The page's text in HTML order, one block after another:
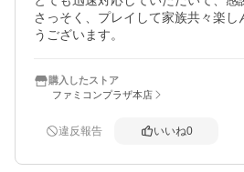
さっそく、プレイして家族共々楽し
うございます。
購入したストア
ファミコンプラザ本店
違反報告 いいね0